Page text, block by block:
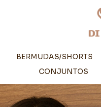
BERMUDAS/SHORTS
CONJUNTOS